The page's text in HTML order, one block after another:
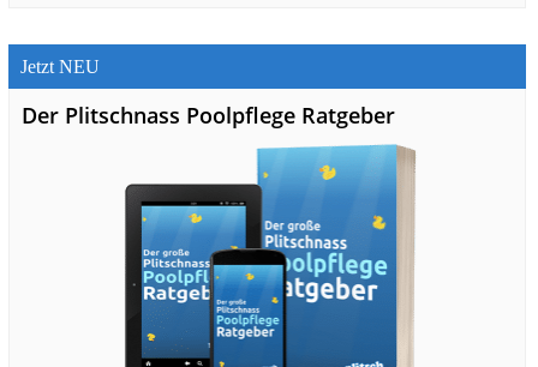
Jetzt NEU
Der Plitschnass Poolpflege Ratgeber